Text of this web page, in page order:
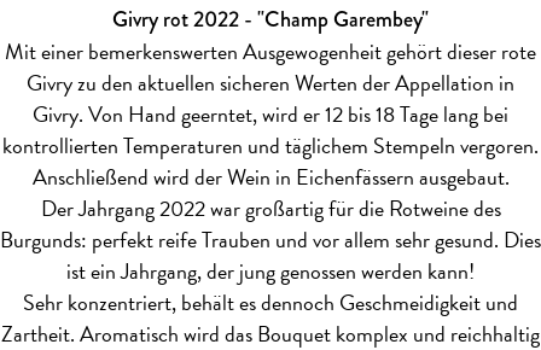
Givry rot 2022 - "Champ Garembey"
Mit einer bemerkenswerten Ausgewogenheit gehört dieser rote
Givry zu den aktuellen sicheren Werten der Appellation in
Givry. Von Hand geerntet, wird er 12 bis 18 Tage lang bei
kontrollierten Temperaturen und täglichem Stempeln vergoren.
Anschließend wird der Wein in Eichenfässern ausgebaut.
Der Jahrgang 2022 war großartig für die Rotweine des
Burgunds: perfekt reife Trauben und vor allem sehr gesund. Dies
ist ein Jahrgang, der jung genossen werden kann!
Sehr konzentriert, behält es dennoch Geschmeidigkeit und
Zartheit. Aromatisch wird das Bouquet komplex und reichhaltig